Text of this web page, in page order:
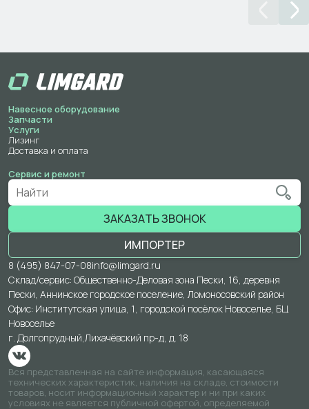
Навесное оборудование
Запчасти
Услуги
Лизинг
Доставка и оплата
Сервис и ремонт
ЗАКАЗАТЬ ЗВОНОК
ИМПОРТЕР
8 (495) 847-07-08info@limgard.ru
Склад/сервис: Общественно-Деловая зона Пески, 16, деревня
Пески, Аннинское городское поселение, Ломоносовский район
Офис: Институтская улица, 1, городской посёлок Новоселье, БЦ
Новоселье
г. Долгопрудный,Лихачёвский пр-д, д. 18
Вся представленная на сайте информация, касающаяся
технических характеристик, наличия на складе, стоимости
товаров, носит информационный характер и ни при каких
условиях не является публичной офертой, определяемой